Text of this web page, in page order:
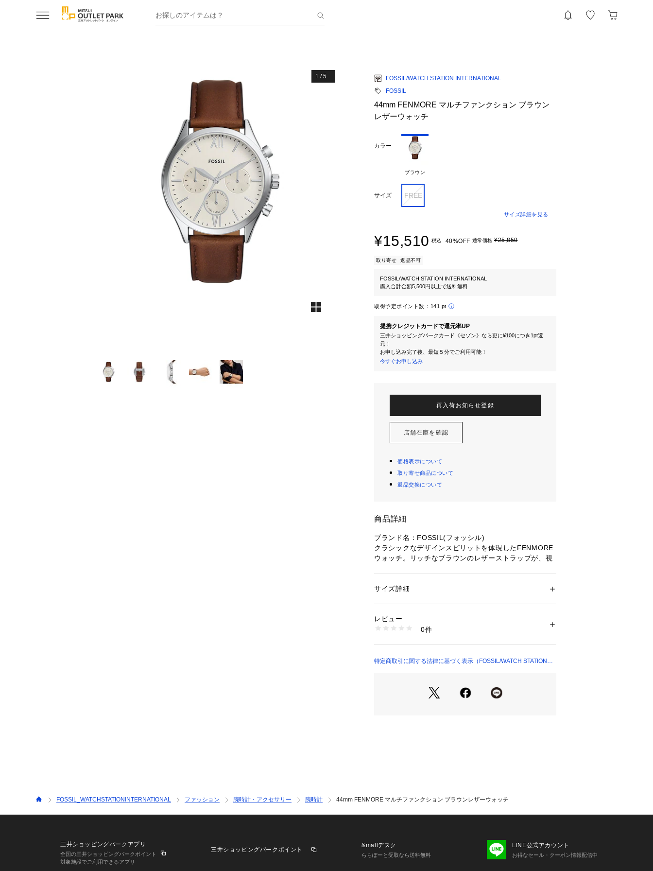
お探しのアイテムは？
1 /5
FOSSIL/WATCH STATION INTERNATIONAL
FOSSIL
44mm FENMORE マルチファンクション ブラウン
レザーウォッチ
カラー
ブラウン
サイズ FREE
サイズ詳細を見る
¥15,510 税込 40%OFF 通常価格 ¥25,850
取り寄せ 返品不可
FOSSIL/WATCH STATION INTERNATIONAL
購入合計金額5,500円以上で送料無料
取得予定ポイント数： 141 pt
提携クレジットカードで還元率UP
三井ショッピングパークカード《セゾン》なら更に¥100につき1pt還
元！
お申し込み完了後、最短５分でご利用可能！
今すぐお申し込み
再入荷お知らせ登録
店舗在庫を確認
価格表示について
取り寄せ商品について
返品交換について
商品詳細
ブランド名：FOSSIL(フォッシル)
クラシックなデザインスピリットを体現したFENMORE
ウォッチ。リッチなブラウンのレザーストラップが、視
ススチール製ラウンドケースは、タフな機能性と洗練さ
タイムピースです。
ケース：44MM
表示：三針アナログ
た、アメリカのウォッチとライフスタイルのブランドで
す。ヴィンテージクラシックデザインをルーツに、古く
※外箱は輸送時にキズや凹みなどが生じる場合がござい
ます。予めご了承ください。
※納品書は、保証書の代わりとなりますので必ず保管い
ただきますようお願いします 。
性別：メンズ
商品番号：
BQM2363 （ショップ）
サイズ詳細
レビュー
0件
特定商取引に関する法律に基づく表示（FOSSIL/WATCH STATION
FOSSIL_WATCHSTATIONINTERNATIONAL ファッション 腕時計・アクセサリー 腕時計 44mm FENMORE マルチファンクション ブラウンレザーウォッチ
三井ショッピングパークアプリ
全国の三井ショッピングパークポイント
対象施設でご利用できるアプリ
三井ショッピングパークポイント
&mallデスク
ららぽーと受取なら送料無料
LINE公式アカウント
お得なセール・クーポン情報配信中